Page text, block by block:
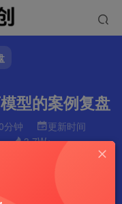
型的案例复盘
分钟
更新时间
3.7W+